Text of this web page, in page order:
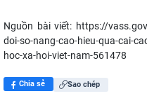
Nguồn bài viết: https://
doi-so-nang-cao-hieu-qua-cai-
hoc-xa-hoi-viet-nam-561478
Chia sẻ Sao chép